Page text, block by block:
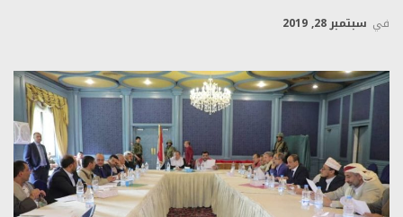
في سبتمبر 28, 2019